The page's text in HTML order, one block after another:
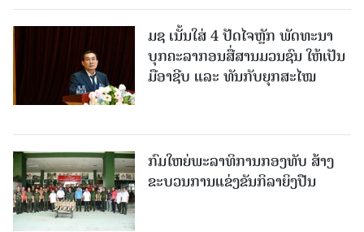
ມຊ ເນັ້ນໃສ່ 4 ປັດໄຈຫຼັກ ພັດທະນາ
ບຸກຄະລາກອນສື່ສານມວນຊົນ ໃຫ້ເປັນ
ມືອາຊີບ ແລະ ທັນກັບຍຸກສະໄໝ
ກົມໃຫຍ່ພະລາທິການກອງທັບ ສ້າງ
ຂະບວນການແຂ່ງຂັນກິລາຍິງປືນ